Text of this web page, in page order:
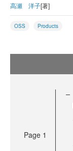
高瀬 洋子[著]
OSS Products
Page 1